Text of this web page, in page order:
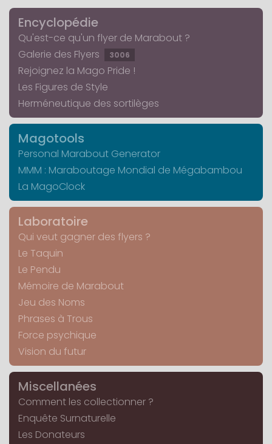
Encyclopédie
Qu'est-ce qu'un flyer de Marabout ?
Galerie des Flyers
3006
Rejoignez la Mago Pride !
Les Figures de Style
Herméneutique des sortilèges
Magotools
Personal Marabout Generator
MMM : Maraboutage Mondial de Mégabambou
La MagoClock
Laboratoire
Qui veut gagner des flyers ?
Le Taquin
Le Pendu
Mémoire de Marabout
Jeu des Noms
Phrases à Trous
Force psychique
Vision du futur
Miscellanées
Comment les collectionner ?
Enquête Surnaturelle
Les Donateurs